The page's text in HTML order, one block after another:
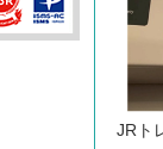
JRト